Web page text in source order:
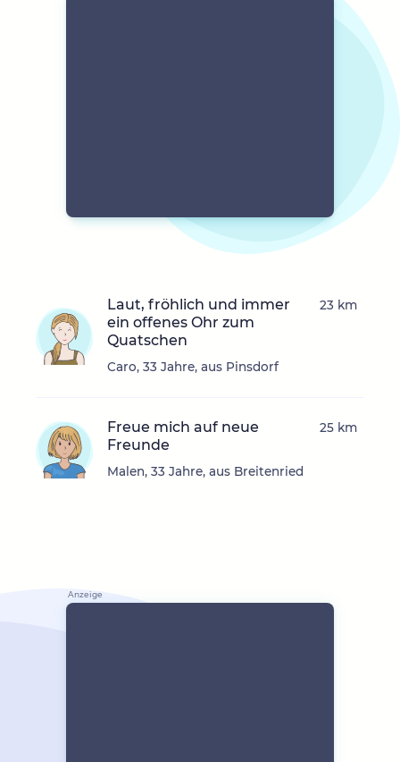
Laut, fröhlich und immer
ein offenes Ohr zum
Quatschen
Caro, 33 Jahre, aus Pinsdorf
23 km
Freue mich auf neue
Freunde
Malen, 33 Jahre, aus Breitenried
25 km